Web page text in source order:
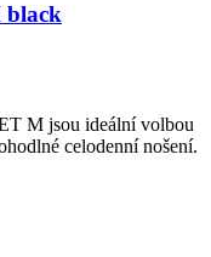
black
M jsou ideální volbou
celodenní nošení.